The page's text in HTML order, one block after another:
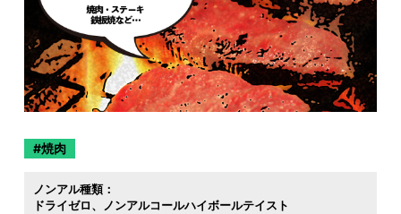
焼肉
ノンアル種類：
ドライゼロ
ノンアルコールハイボールテイスト